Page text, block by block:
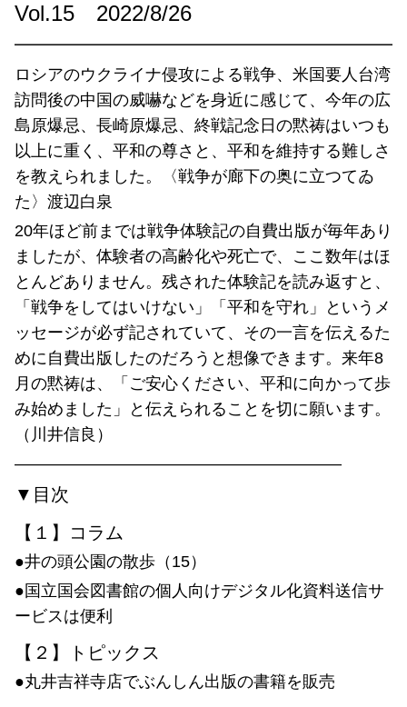
Vol.15 2022/8/26
ロシアのウクライナ侵攻による戦争、米国要人台湾
訪問後の中国の威嚇などを身近に感じて、今年の広
島原爆忌、長崎原爆忌、終戦記念日の黙祷はいつも
以上に重く、平和の尊さと、平和を維持する難しさ
を教えられました。〈戦争が廊下の奥に立つてゐ
た〉渡辺白泉
20年ほど前までは戦争体験記の自費出版が毎年あり
ましたが、体験者の高齢化や死亡で、ここ数年はほ
とんどありません。残された体験記を読み返すと、
「戦争をしてはいけない」「平和を守れ」というメ
ッセージが必ず記されていて、その一言を伝えるた
めに自費出版したのだろうと想像できます。来年8
月の黙祷は、「ご安心ください、平和に向かって歩
み始めました」と伝えられることを切に願います。
（川井信良）
————————————————————
▼目次
【１】コラム
●井の頭公園の散歩（15）
●国立国会図書館の個人向けデジタル化資料送信サ
ービスは便利
【２】トピックス
●丸井吉祥寺店でぶんしん出版の書籍を販売